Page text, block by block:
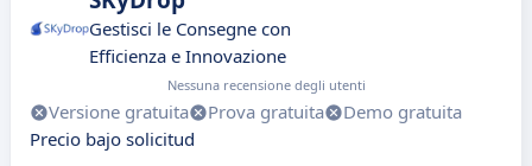
Gestisci le Consegne con
Efficienza e Innovazione
Nessuna recensione degli utenti
Versione gratuita Prova gratuita
Demo gratuita
Precio bajo solicitud